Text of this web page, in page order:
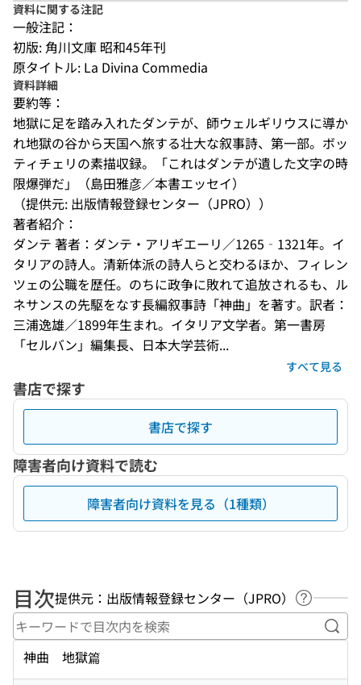
資料に関する注記
一般注記：
初版: 角川文庫 昭和45年刊
原タイトル: La Divina Commedia
資料詳細
要約等：
地獄に足を踏み入れたダンテが、師ウェルギリウスに導か
れ地獄の谷から天国へ旅する壮大な叙事詩、第一部。ボッ
ティチェリの素描収録。「これはダンテが遺した文字の時
限爆弾だ」（島田雅彦／本書エッセイ）
（提供元: 出版情報登録センター（JPRO））
著者紹介：
ダンテ 著者：ダンテ・アリギエーリ／1265‐1321年。イ
タリアの詩人。清新体派の詩人らと交わるほか、フィレン
ツェの公職を歴任。のちに政争に敗れて追放されるも、ル
ネサンスの先駆をなす長編叙事詩「神曲」を著す。訳者：
三浦逸雄／1899年生まれ。イタリア文学者。第一書房
「セルバン」編集長、日本大学芸術...
すべて見る
書店で探す
書店で探す
障害者向け資料で読む
障害者向け資料を見る（1種類）
目次提供元：出版情報登録センター（JPRO）
ヘルプペ
キ
神曲 地獄篇